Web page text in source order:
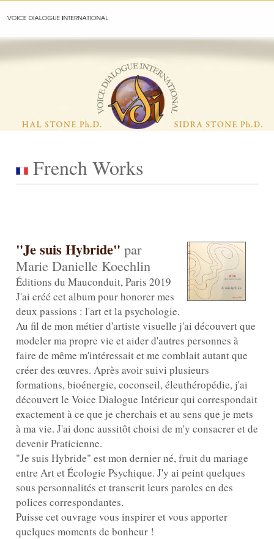
French Works
"Je suis Hybride" par
Marie Danielle Koechlin
Éditions du Mauconduit, Paris 2019
J'ai créé cet album pour honorer mes
deux passions : l'art et la psychologie.
Au fil de mon métier d'artiste visuelle j'ai découvert que
modeler ma propre vie et aider d'autres personnes à
faire de même m'intéressait et me comblait autant que
créer des œuvres. Après avoir suivi plusieurs
formations, bioénergie, coconseil, éleuthéropédie, j'ai
découvert le Voice Dialogue Intérieur qui correspondait
exactement à ce que je cherchais et au sens que je mets
à ma vie. J'ai donc aussitôt choisi de m'y consacrer et de
devenir Praticienne.
"Je suis Hybride" est mon dernier né, fruit du mariage
entre Art et Écologie Psychique. J'y ai peint quelques
sous personnalités et transcrit leurs paroles en des
polices correspondantes.
Puisse cet ouvrage vous inspirer et vous apporter
quelques moments de bonheur !